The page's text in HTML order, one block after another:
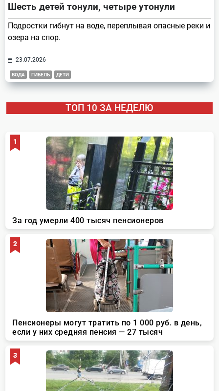
Шесть детей тонули, четыре утонули
Подростки гибнут на воде, переплывая опасные реки и
озера на спор.
23.07.2026
ВОДА ГИБЕЛЬ ДЕТИ
ТОП 10 ЗА НЕДЕЛЮ